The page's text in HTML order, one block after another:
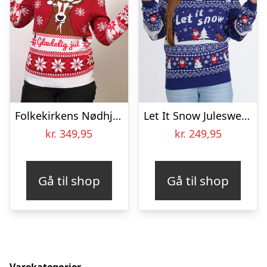
Folkekirkens Nødhjælp Julesweater – dame / kvinder.
kr. 349,95
Gå til shop
Let It Snow Julesweateren – dame / kvinder
kr. 249,95
Gå til shop